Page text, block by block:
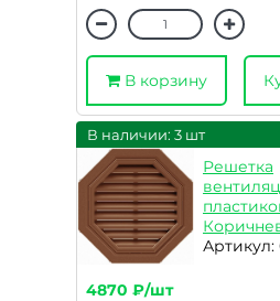
В корзину
В наличии: 3 шт
Решетка
Артикул:
4870 ₽/шт